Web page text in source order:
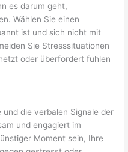
es darum geht,
Wählen Sie einen
ist und sich nicht mit
Sie Stresssituationen
oder überfordert fühlen
die verbalen Signale der
und engagiert im
Moment sein, Ihre